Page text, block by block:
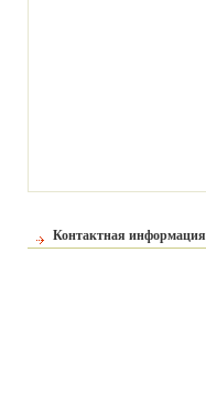
Контактная информация